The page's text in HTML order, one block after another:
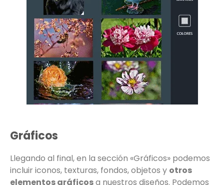
Gráficos
Llegando al final, en la sección «Gráficos» podemos
incluir iconos, texturas, fondos, objetos y otros
elementos gráficosa nuestros diseños. Podemos